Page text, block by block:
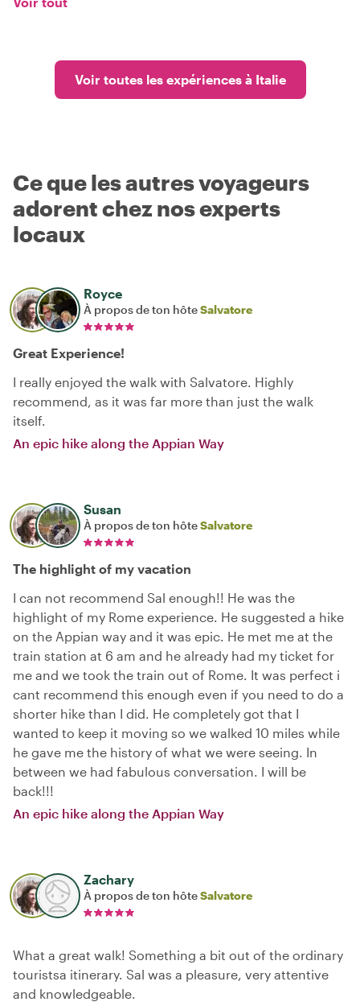
Voir toutes les expériences à Italie
Ce que les autres voyageurs
adorent chez nos experts
locaux
Royce
À propos de ton hôteSalvatore
Great Experience!
I really enjoyed the walk with Salvatore. Highly
recommend, as it was far more than just the walk
itself.
An epic hike along the Appian Way
Susan
À propos de ton hôteSalvatore
The highlight of my vacation
I can not recommend Sal enough!! He was the
highlight of my Rome experience. He suggested a hike
on the Appian way and it was epic. He met me at the
train station at 6 am and he already had my ticket for
me and we took the train out of Rome. It was perfect i
cant recommend this enough even if you need to do a
shorter hike than I did. He completely got that I
wanted to keep it moving so we walked 10 miles while
he gave me the history of what we were seeing. In
between we had fabulous conversation. I will be
back!!!
An epic hike along the Appian Way
Zachary
À propos de ton hôteSalvatore
What a great walk! Something a bit out of the ordinary
touristsa itinerary. Sal was a pleasure, very attentive
and knowledgeable.